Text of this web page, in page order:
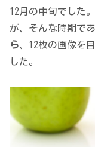
12月の中旬でした
が、そんな時期で
ら、12枚の画像を
した。